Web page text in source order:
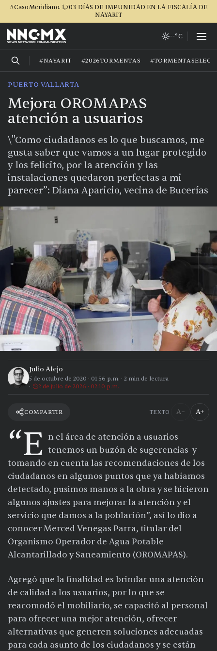
#CasoMeridiano. 1,703 DÍAS DE IMPUNIDAD EN LA FISCALÍA DE
NAYARIT
--°C
#NAYARIT #2026TORMENTAS
PUERTO VALLARTA
Mejora OROMAPAS
atención a usuarios
\"Como ciudadanos es lo que buscamos, me
gusta saber que vamos a un lugar protegido
y los felicito, por la atención y las
instalaciones quedaron perfectas a mi
parecer”: Diana Aparicio, vecina de Bucerías
Julio Alejo
5 de octubre de 2020 · 01:56 p.m. · 2 min de lectura
2 de julio de 2026 · 02:10 p.m.
COMPARTIR TEXTO A− A+
“E n el área de atención a usuarios
tenemos un buzón de sugerencias y
tomando en cuenta las recomendaciones de los
ciudadanos en algunos puntos que ya habíamos
detectado, pusimos manos a la obra y se hicieron
algunos ajustes para mejorar la atención y el
servicio que damos a la población”, así lo dio a
conocer Merced Venegas Parra, titular del
Organismo Operador de Agua Potable
Alcantarillado y Saneamiento (OROMAPAS).
Agregó que la finalidad es brindar una atención
de calidad a los usuarios, por lo que se
reacomodó el mobiliario, se capacitó al personal
para ofrecer una mejor atención, ofrecer
alternativas que generen soluciones adecuadas
para cada asunto de los ciudadanos y se están